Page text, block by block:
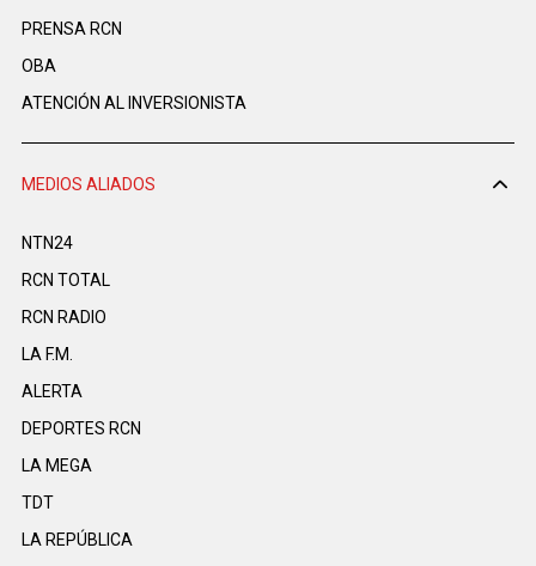
PRENSA RCN
OBA
ATENCIÓN AL INVERSIONISTA
MEDIOS ALIADOS
NTN24
RCN TOTAL
RCN RADIO
LA F.M.
ALERTA
DEPORTES RCN
LA MEGA
TDT
LA REPÚBLICA